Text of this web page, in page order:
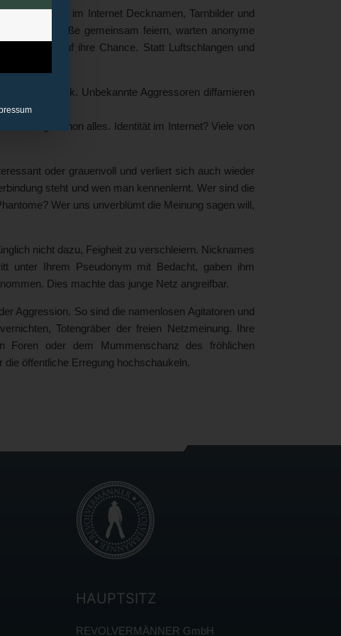
sind im Internet Decknamen, Tarnbilder und
auf der Straße gemeinsam feiern, warten anonyme
einsam auf ihre Chance. Statt Luftschlangen und
Versteck. Unbekannte Aggressoren diffamieren
Das sagt schon alles. Identität im Internet? Viele von
oder grauenvoll und verliert sich auch wieder
steht und wen man kennenlernt. Wer sind die
Wer uns unverblümt die Meinung sagen will,
nicht dazu, Feigheit zu verschleiern. Nicknames
unter Ihrem Pseudonym mit Bedacht, gaben ihm
Dies machte das junge Netz angreifbar.
Aggression. So sind die namenlosen Agitatoren und
Totengräber der freien Netzmeinung. Ihre
Foren oder dem Mummenschanz des fröhlichen
öffentliche Erregung hochschaukeln.
HAUPTSITZ
REVOLVERMÄNNER GmbH